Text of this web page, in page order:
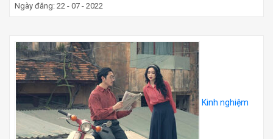
Ngày đăng: 22 - 07 - 2022
Kinh nghiệm